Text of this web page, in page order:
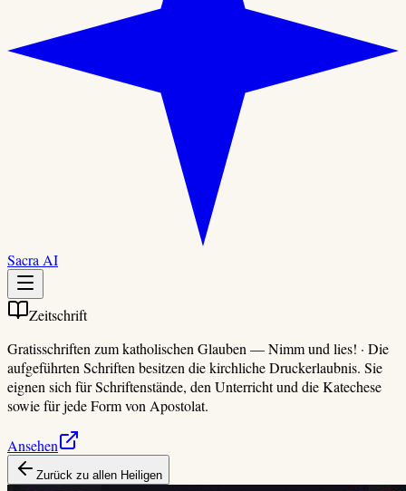
Sacra AI
Zeitschrift
Gratisschriften zum katholischen Glauben —Nimm und lies! · Die
aufgeführten Schriften besitzen die kirchliche Druckerlaubnis. Sie
eignen sich für Schriftenstände, den Unterricht und die Katechese
sowie für jede Form von Apostolat.
Ansehen
Zurück zu allen Heiligen